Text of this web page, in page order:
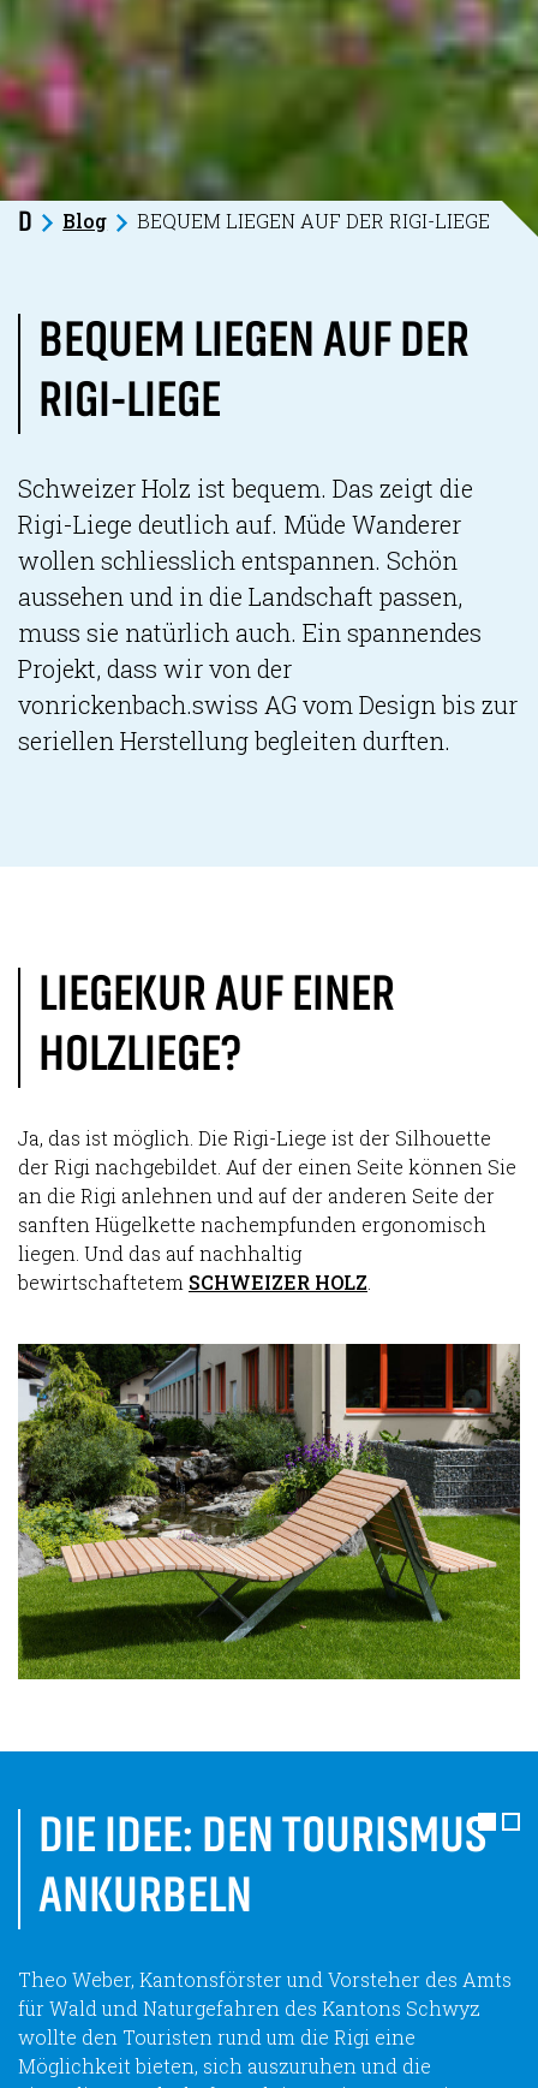
D Blog BEQUEM LIEGEN AUF DER RIGI-LIEGE
BEQUEM LIEGEN AUF DER
RIGI-LIEGE
Schweizer Holz ist bequem. Das zeigt die
Rigi-Liege deutlich auf. Müde Wanderer
wollen schliesslich entspannen. Schön
aussehen und in die Landschaft passen,
muss sie natürlich auch. Ein spannendes
Projekt, dass wir von der
vonrickenbach.swiss AG vom Design bis zur
seriellen Herstellung begleiten durften.
LIEGEKUR AUF EINER
HOLZLIEGE?
Ja, das ist möglich. Die Rigi-Liege ist der Silhouette
der Rigi nachgebildet. Auf der einen Seite können Sie
an die Rigi anlehnen und auf der anderen Seite der
sanften Hügelkette nachempfunden ergonomisch
liegen. Und das auf nachhaltig
bewirtschaftetem SCHWEIZER HOLZ
DIE IDEE: DEN TOURISMUS
ANKURBELN
Theo Weber, Kantonsförster und Vorsteher des Amts
für Wald und Naturgefahren des Kantons Schwyz
wollte den Touristen rund um die Rigi eine
Möglichkeit bieten, sich auszuruhen und die